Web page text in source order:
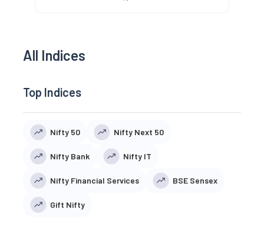
All Indices
Top Indices
Nifty 50 Nifty Next 50
Nifty Bank Nifty IT
Nifty Financial Services BSE Sensex
Gift Nifty